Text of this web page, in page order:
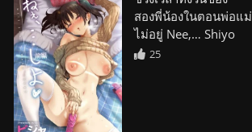
สองพี่น้องในตอนพ่อแม่
ไม่อยู่ Nee,… Shiyo
25